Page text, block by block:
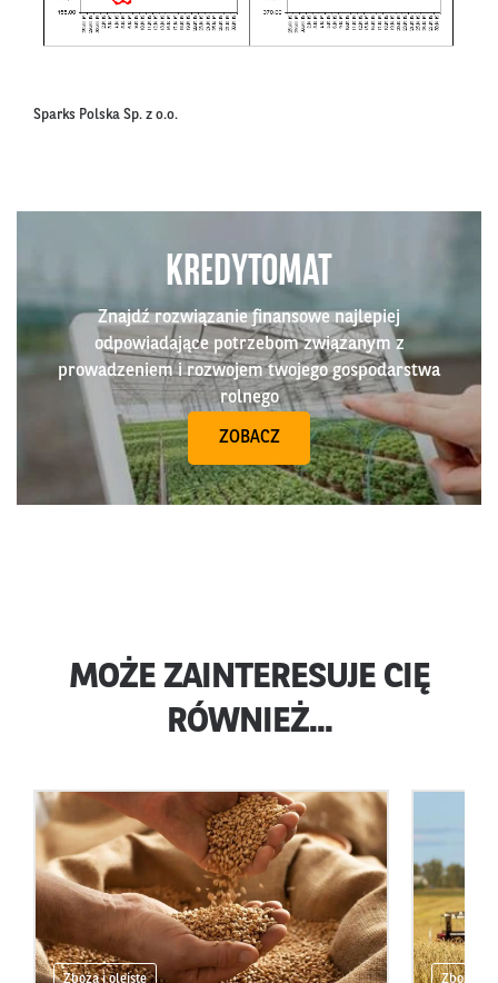
Sparks Polska Sp. z o.o.
KREDYTOMAT
Znajdź rozwiązanie finansowe najlepiej
odpowiadające potrzebom związanym z
prowadzeniem i rozwojem twojego gospodarstwa
rolnego
ZOBACZ
MOŻE ZAINTERESUJE CIĘ
RÓWNIEŻ...
Zboża i oleiste Zboża i